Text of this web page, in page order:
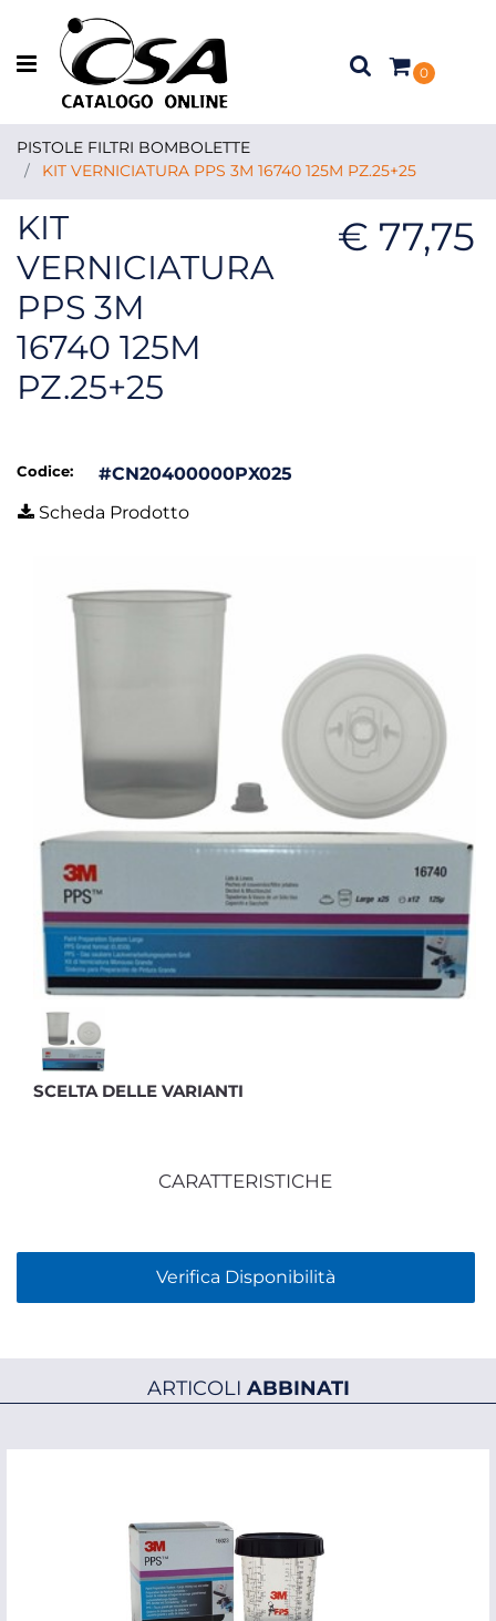
Open menu
0
PISTOLE FILTRI BOMBOLETTE
KIT VERNICIATURA PPS 3M 16740 125M PZ.25+25
KIT
VERNICIATURA
PPS 3M
16740 125M
PZ.25+25
€ 77,75
Codice:
#CN20400000PX025
Scheda Prodotto
SCELTA DELLE VARIANTI
CARATTERISTICHE
Verifica Disponibilità
ARTICOLI ABBINATI